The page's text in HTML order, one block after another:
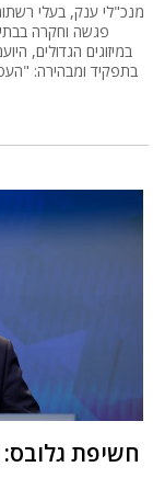
מנכ"לי ענק, בעלי
פגשה וחקרה
במיזוגים הגדולים,
בתפקיד ומבהירה: